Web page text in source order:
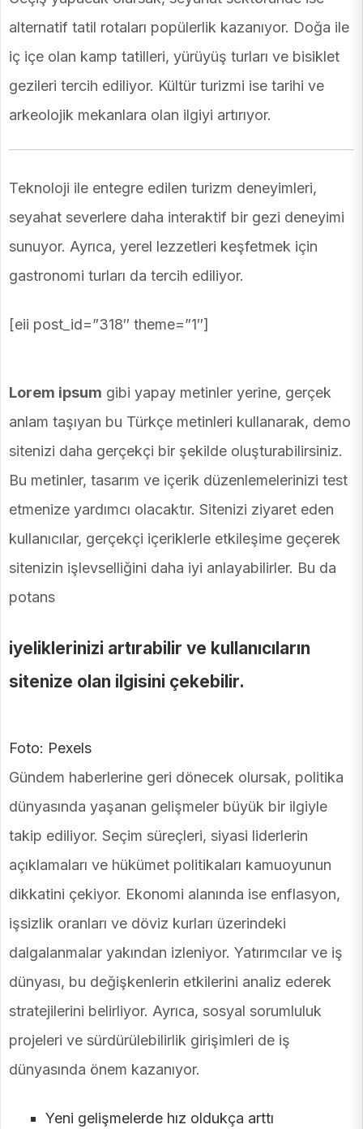
alternatif tatil rotaları popülerlik kazanıyor. Doğa ile
iç içe olan kamp tatilleri, yürüyüş turları ve bisiklet
gezileri tercih ediliyor. Kültür turizmi ise tarihi ve
arkeolojik mekanlara olan ilgiyi artırıyor.
Teknoloji ile entegre edilen turizm deneyimleri,
seyahat severlere daha interaktif bir gezi deneyimi
sunuyor. Ayrıca, yerel lezzetleri keşfetmek için
gastronomi turları da tercih ediliyor.
[eii post_id=”318″ theme=”1″]
Lorem ipsum gibi yapay metinler yerine, gerçek
anlam taşıyan bu Türkçe metinleri kullanarak, demo
sitenizi daha gerçekçi bir şekilde oluşturabilirsiniz.
Bu metinler, tasarım ve içerik düzenlemelerinizi test
etmenize yardımcı olacaktır. Sitenizi ziyaret eden
kullanıcılar, gerçekçi içeriklerle etkileşime geçerek
sitenizin işlevselliğini daha iyi anlayabilirler. Bu da
potans
iyeliklerinizi artırabilir ve kullanıcıların
sitenize olan ilgisini çekebilir.
Foto: Pexels
Gündem haberlerine geri dönecek olursak, politika
dünyasında yaşanan gelişmeler büyük bir ilgiyle
takip ediliyor. Seçim süreçleri, siyasi liderlerin
açıklamaları ve hükümet politikaları kamuoyunun
dikkatini çekiyor. Ekonomi alanında ise enflasyon,
işsizlik oranları ve döviz kurları üzerindeki
dalgalanmalar yakından izleniyor. Yatırımcılar ve iş
dünyası, bu değişkenlerin etkilerini analiz ederek
stratejilerini belirliyor. Ayrıca, sosyal sorumluluk
projeleri ve sürdürülebilirlik girişimleri de iş
dünyasında önem kazanıyor.
Yeni gelişmelerde hız oldukça arttı